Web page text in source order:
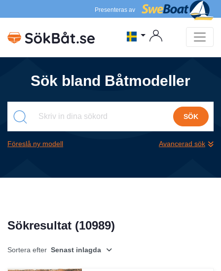
Presenteras av
Sök bland Båtmodeller
SÖK
Föreslå ny modell Avancerad sök
Sökresultat (10989)
Sortera efter Senast inlagda